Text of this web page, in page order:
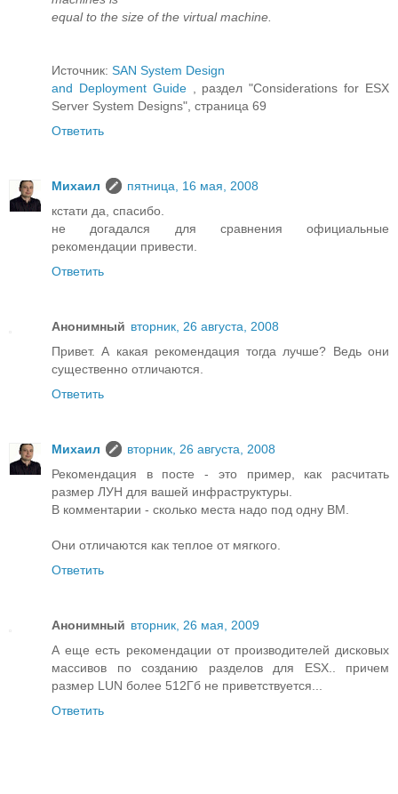
equal to the size of the virtual machine.
Источник: SAN System Design
and Deployment Guide
, раздел "Considerations for ESX
Server System Designs", страница 69
Ответить
Михаил
пятница, 16 мая, 2008
кстати да, спасибо.
не догадался для сравнения официальные
рекомендации привести.
Ответить
Анонимный вторник, 26 августа, 2008
Привет. А какая рекомендация тогда лучше? Ведь они
существенно отличаются.
Ответить
Михаил
вторник, 26 августа, 2008
Рекомендация в посте - это пример, как расчитать
размер ЛУН для вашей инфраструктуры.
В комментарии - сколько места надо под одну ВМ.
Они отличаются как теплое от мягкого.
Ответить
Анонимный вторник, 26 мая, 2009
А еще есть рекомендации от производителей дисковых
массивов по созданию разделов для ESX.. причем
размер LUN более 512Гб не приветствуется...
Ответить